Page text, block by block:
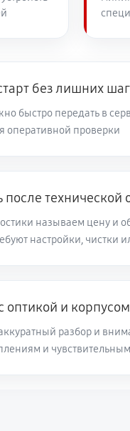
60 минут
60 минут
60 минут
60 минут
60 минут
без лишних
быстро передать в
оперативной проверки
после технической
называем цену и
настройки, чистки
оптикой и корпусом
разбор и
и